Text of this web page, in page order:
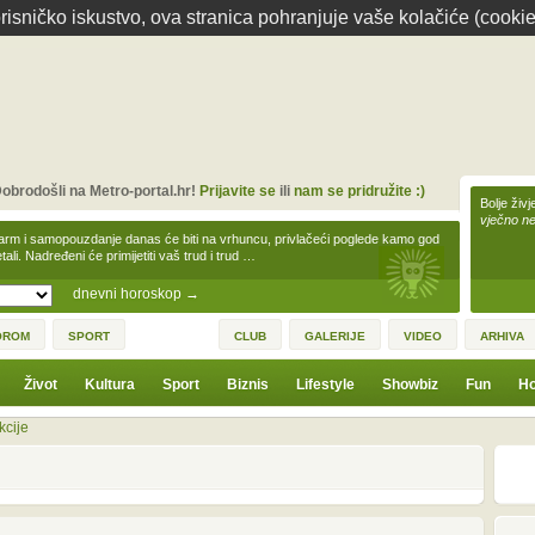
iskustvo, ova stranica pohranjuje vaše kolačiće
dnevni horoskop →
i samopouzdanje danas će biti na vrhuncu, privlačeći poglede kamo god
Nadređeni će primijetiti vaš trud i trud …
na Metro-portal.hr! Prijavite seili nam se pridružite :)
Bolje
vječno
SPORT CLUB GALERIJE VIDEO ARHIVA
Život Kultura Sport Biznis Lifestyle Showbiz Fun